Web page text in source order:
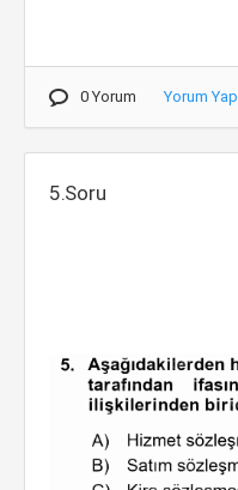
0 Yorum Yorum Yap
5.Soru